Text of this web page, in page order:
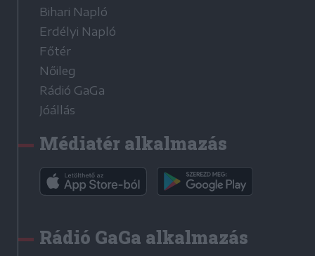
Bihari Napló
Erdélyi Napló
Főtér
Nőileg
Rádió GaGa
Jóállás
Médiatér alkalmazás
Rádió GaGa alkalmazás